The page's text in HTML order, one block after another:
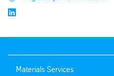
Materials Services